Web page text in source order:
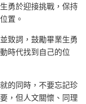
勇於迎接挑戰，保持
置。
致詞，鼓勵畢業生勇
時代找到自己的位
的同時，不要忘記珍
，但人文關懷、同理